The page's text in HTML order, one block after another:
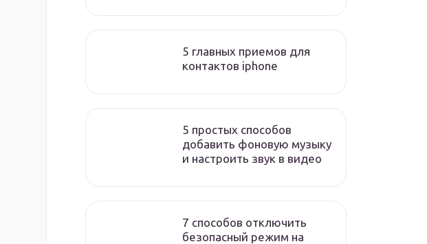
5 главных приемов для
контактов iphone
5 простых способов
добавить фоновую музыку
и настроить звук в видео
7 способов отключить
безопасный режим на